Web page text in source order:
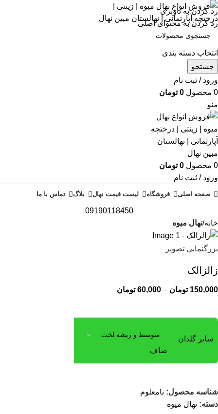
رد کردن به ناوبری
رد کردن به محتوای اصلی
انتخاب دسته بندی
جستجو
ورود / ثبت نام
0 محصول 0 تومان
منو
0 محصول 0 تومان
ورود / ثبت نام
صفحه اصلی فروشگاه لیست قیمت نهال بلاگ تماس با ما
09190118450
خانه نهال میوه
بزرگنمایی تصویر
زالزالک
150,000 تومان –
60,000 تومان
سایر گلدان
صاف
شناسه محصول: نامعلوم
دسته: نهال میوه